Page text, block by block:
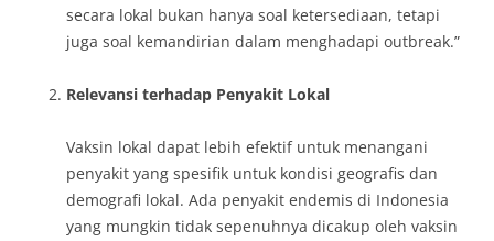
secara lokal bukan hanya soal ketersediaan, tetapi
juga soal kemandirian dalam menghadapi outbreak.”
Relevansi terhadap Penyakit Lokal
Vaksin lokal dapat lebih efektif untuk menangani
penyakit yang spesifik untuk kondisi geografis dan
demografi lokal. Ada penyakit endemis di Indonesia
yang mungkin tidak sepenuhnya dicakup oleh vaksin